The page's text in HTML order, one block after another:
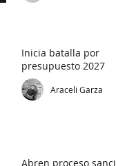
Inicia batalla por
presupuesto 2027
Araceli Garza
Abren proceso